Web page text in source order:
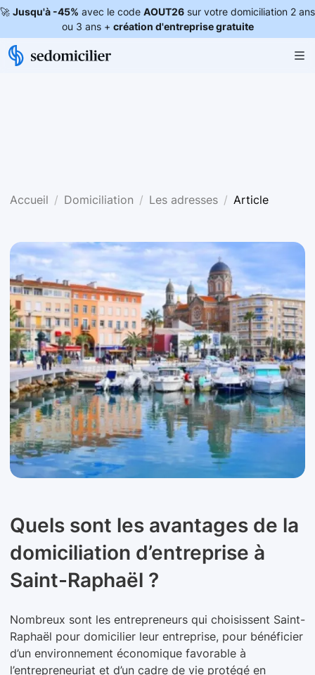
🚀 Jusqu'à -45% avec le code AOUT26 sur votre domiciliation 2 ans
ou 3 ans + création d'entreprise gratuite
Accueil Domiciliation Les adresses Article
Quels sont les avantages de la
domiciliation d’entreprise à
Saint-Raphaël ?
Nombreux sont les entrepreneurs qui choisissent Saint-
Raphaël pour domicilier leur entreprise, pour bénéficier
d’un environnement économique favorable à
l’entrepreneuriat et d’un cadre de vie protégé en